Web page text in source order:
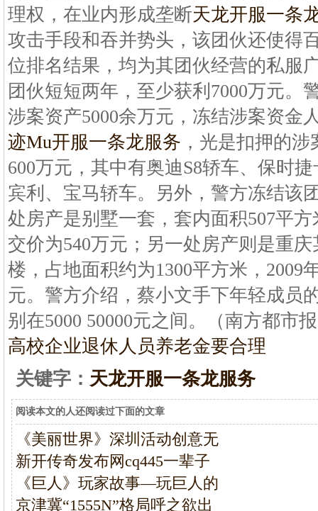
理权，在业内形成垄断天龙开服一条
攻击手段和吞并势头，该团伙还使得
位排名结果，均为其团伙经营的私服
团伙短短两年，至少获利7000万元。
涉案资产5000余万元，冻结涉案资金
迹Mu开服一条龙服务 ，光是扣押的
600万元，其中有奥迪S8轿车、保时
宾利、宝马轿车。另外，警方冻结该
处房产是别墅一套，套内面积507平
交价为540万元；另一处房产则是重
楼，占地面积约为1300平方米，2009
元。警方介绍，蔡小文手下年轻成员
别在5000 50000元之间。（南方都市
高校企业退休人员养老金要合理
关键字： 天龙开服一条龙服务
阅读本文的人还阅读过下面的文章
《美丽世界》深圳活动创意无
新开传奇发布网cq445一辈子
《巨人》玩家故事—玩巨人的
京津冀“1555N”格局呼之欲出